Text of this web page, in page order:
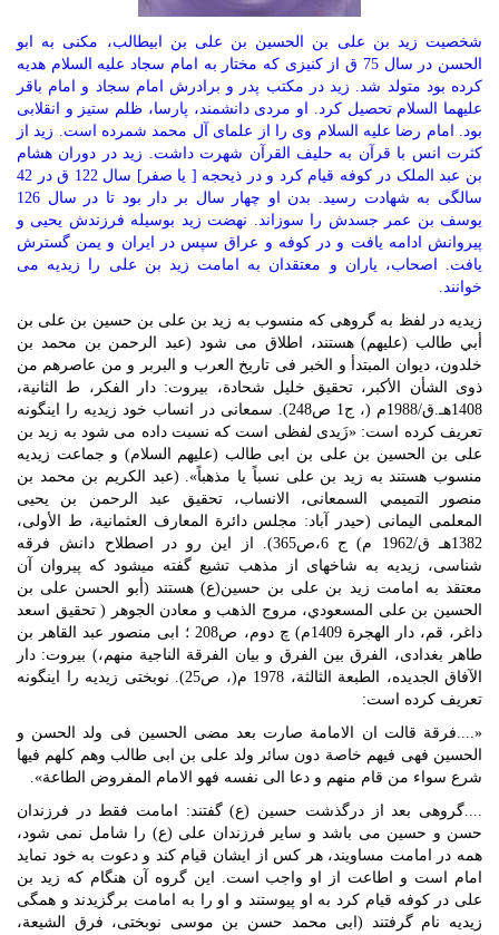
شخصیت زید بن علی بن الحسین بن علی بن ابیطالب، مکنی به ابو
الحسن در سال 75 ق از کنیزی که مختار به امام سجاد علیه السلام هدیه
کرده بود متولد شد. زید در مکتب پدر و برادرش امام سجاد و امام باقر
علیهما السلام تحصیل کرد. او مردی دانشمند، پارسا، ظلم ستیز و انقلابی
بود. امام رضا علیه السلام وی را از علمای آل محمد شمرده است. زید از
کثرت انس با قرآن به حلیف القرآن شهرت داشت. زید در دوران هشام
بن عبد الملک در کوفه قیام کرد و در ذیحجه [ یا صفر] سال 122 ق در 42
سالگی به شهادت رسید. بدن او چهار سال بر دار بود تا در سال 126
یوسف بن عمر جسدش را سوزاند. نهضت زید بوسیله فرزندش یحیی و
پیروانش ادامه یافت و در کوفه و عراق سپس در ایران و یمن گسترش
یافت. اصحاب، یاران و معتقدان به امامت زید بن علی را زیدیه می
خوانند.
زیدیه در لفظ به گروهی که منسوب به زيد بن علی بن حسین بن علی بن
أبي طالب (علیهم) هستند، اطلاق می شود (عبد الرحمن بن محمد بن
خلدون، ديوان المبتدأ و الخبر فى تاريخ العرب و البربر و من عاصرهم من
ذوى الشأن الأكبر، تحقيق خليل شحادة، بيروت: دار الفكر، ط الثانية،
1408هـ.ق/1988م (، ج1 ص248). سمعانی در انساب خود زیدیه را اینگونه
تعریف کرده است: «زَیدی لفظی است که نسبت داده می شود به زید بن
علی بن الحسین بن علی بن ابی طالب (علیهم السلام) و جماعت زیدیه
منسوب هستند به زید بن علی نسباً یا مذهباً». (عبد الكريم بن محمد بن
منصور التميمي السمعانى‏، الانساب، تحقيق عبد الرحمن بن يحيى
المعلمى اليمانى (حيدر آباد: مجلس دائرة المعارف العثمانية، ط الأولى،
1382هـ ق/1962 م) ج 6،ص365). از این رو در اصطلاح دانش فرقه
شناسی، زیدیه به شاخه‏ای از مذهب تشیع گفته می‏شود که پیروان آن
معتقد به امامت زید بن علی بن حسین(ع) هستند (أبو الحسن على بن
الحسين بن على المسعودي، مروج الذهب و معادن الجوهر ( تحقيق اسعد
داغر، قم، دار الهجرة 1409م) چ دوم، ص208 ؛ ابی منصور عبد القاهر بن
طاهر بغدادی، الفرق بین الفرق و بیان الفرقة الناجیة منهم،) بیروت: دار
الآفاق الجدیده، الطبعة الثالثة، 1978 م(، ص25). نوبختی زیدیه را اینگونه
تعریف کرده است:
«....فرقة قالت ان الامامة صارت بعد مضی الحسین فی ولد الحسن و
الحسین فهی فیهم خاصة دون سائر ولد علی بن ابی طالب وهم کلهم فیها
شرع سواء من قام منهم و دعا الی نفسه فهو الامام المفروض الطاعة».
....گروهی بعد از درگذشت حسین (ع) گفتند: امامت فقط در فرزندان
حسن و حسین می باشد و سایر فرزندان علی (ع) را شامل نمی شود،
همه در امامت مساویند، هر کس از ایشان قیام کند و دعوت به خود نماید
امام است و اطاعت از او واجب است. این گروه آن هنگام که زید بن
علی در کوفه قیام کرد به او پیوستند و او را به امامت برگزیدند و همگی
زیدیه نام گرفتند (ابی محمد حسن بن موسی نوبختی، فرق الشیعة،